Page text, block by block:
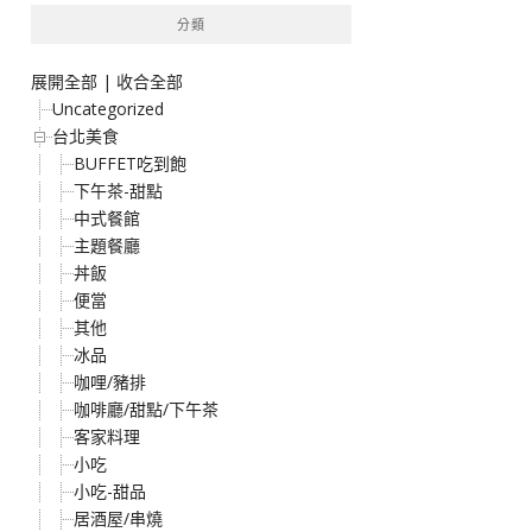
分類
展開全部 | 收合全部
Uncategorized
台北美食
BUFFET吃到飽
下午茶-甜點
中式餐館
主題餐廳
丼飯
便當
其他
冰品
咖哩/豬排
咖啡廳/甜點/下午茶
客家料理
小吃
小吃-甜品
居酒屋/串燒